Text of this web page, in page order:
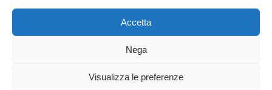
Accetta
Nega
Visualizza le preferenze